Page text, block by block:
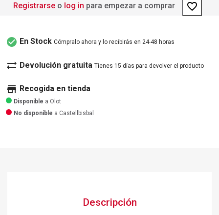
Registrarse o log in para empezar a comprar favorite_border
check_circle En Stock Cómpralo ahora y lo recibirás en 24-48 horas
sync_alt Devolución gratuita Tienes 15 días para devolver el producto
store Recogida en tienda
Disponible a Olot
No disponible a Castellbisbal
Descripción